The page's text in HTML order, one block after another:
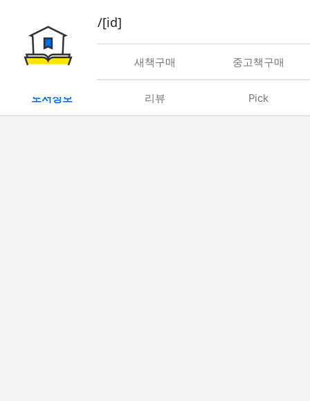
book/rent/[id]
대여 새책구매 중고책구매
도서정보 리뷰 Pick